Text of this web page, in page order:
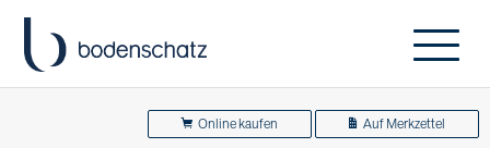
Online kaufen Auf Merkzettel